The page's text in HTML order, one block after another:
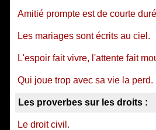
Amitié prompte est de courte
Les mariages sont écrits au ciel.
L'espoir fait vivre, l'attente fait
Qui joue trop avec sa vie la perd.
Les proverbes sur les droits :
Le droit civil.